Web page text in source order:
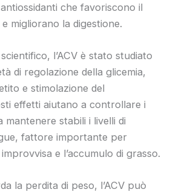
che favoriscono il
migliorano la digestione.
l’ACV è stato studiato
di regolazione della glicemia,
e stimolazione del
effetti aiutano a controllare i
mantenere stabili i livelli di
fattore importante per
e l’accumulo di grasso.
la perdita di peso, l’ACV può